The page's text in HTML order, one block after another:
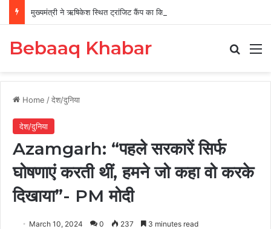
मुख्यमंत्री ने ऋषिकेश स्थित ट्रांजिट कैंप का किया औचक निरीक्षण
Bebaaq Khabar
Home /देश/दुनिया
देश/दुनिया
Azamgarh: “पहले सरकारें सिर्फ
घोषणाएं करती थीं, हमने जो कहा वो करके
दिखाया”- PM मोदी
March 10, 2024 0 237 3 minutes read